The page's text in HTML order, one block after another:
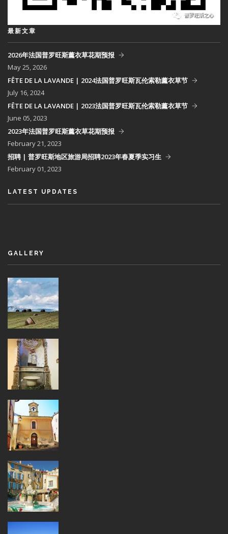
最新文章
2026年法国普罗旺斯薰衣草花期预报
May 25, 2026
FÊTE DE LA LAVANDE | 2024法国普罗旺斯瓦伦索勒薰衣草节
July 16, 2024
FÊTE DE LA LAVANDE | 2023法国普罗旺斯瓦伦索勒薰衣草节
June 05, 2023
2023年法国普罗旺斯薰衣草花期预报
February 21, 2023
招聘 | 普罗旺斯地区旅游局招聘2023年春夏季实习生
February 01, 2023
LATEST UPDATES
GALLERY